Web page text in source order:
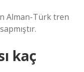
Alman-Türk tren
kaç